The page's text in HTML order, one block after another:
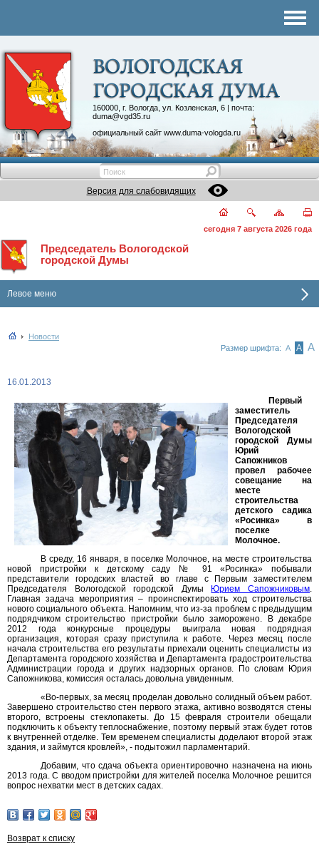
160000, г. Вологда, ул. Козленская, 6 | почта:
duma@vgd35.ru
официальный сайт www.duma-vologda.ru
Контакты
Депутатские объединения
Версия для слабовидящих
сегодня 7 августа 2026 года
Председатель Вологодской
городской Думы
Левое меню
Новости
Размер шрифта: А А А
16.01.2013
Первый
заместитель
Председателя
Вологодской
городской Думы
Юрий
Сапожников
провел рабочее
совещание на
месте
строительства
детского садика
«Росинка» в
поселке
Молочное.
В среду, 16 января, в поселке Молочное, на месте строительства
новой пристройки к детскому саду № 91 «Росинка» побывали
представители городских властей во главе с Первым заместителем
Председателя Вологодской городской Думы
Юрием Сапожниковым.
Главная задача мероприятия – проинспектировать ход строительства
нового социального объекта. Напомним, что из-за проблем с предыдущим
подрядчиком строительство пристройки было заморожено. В декабре
2012 года конкурсные процедуры выиграла новая подрядная
организация, которая сразу приступила к работе. Через месяц после
начала строительства его результаты приехали оценить специалисты из
Департамента городского хозяйства и Департамента градостроительства
Администрации города и других надзорных органов. По словам Юрия
Сапожникова, комиссия осталась довольна увиденным.
«Во-первых, за месяц проделан довольно солидный объем работ.
Завершено строительство стен первого этажа, активно возводятся стены
второго, встроены стеклопакеты. До 15 февраля строители обещали
подключить к объекту теплоснабжение, поэтому первый этаж будет готов
к внутренней отделке. Тем временем специалисты доделают второй этаж
здания, и займутся кровлей», - подытожил парламентарий.
Добавим, что сдача объекта ориентировочно назначена на июнь
2013 года. С вводом пристройки для жителей поселка Молочное решится
вопрос нехватки мест в детских садах.
Возврат к списку